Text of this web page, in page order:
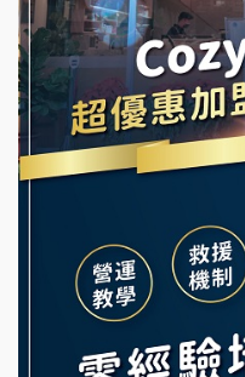
早安山丘加盟說明會
冰封仙果加盟說明會
Ramble Café 漫步藍
微風亭鐵板燒加盟說
鮮茶道加盟說明會
【曉妍美妝】誠徵行
龍涎居好湯加盟說明
舒油頭加盟說明會
韓金量加盟說明會
Mr.Wish加盟說明會
白鬍泡泡 BOHO